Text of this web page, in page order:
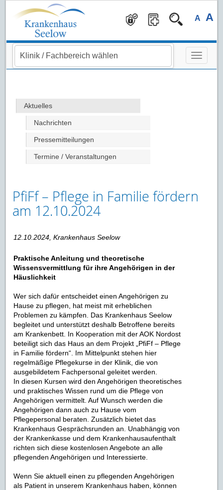
A A
Aktuelles
Nachrichten
Pressemitteilungen
Termine / Veranstaltungen
PfiFf – Pflege in Familie fördern
am 12.10.2024
12.10.2024, Krankenhaus Seelow
Praktische Anleitung und theoretische
Wissensvermittlung für ihre Angehörigen in der
Häuslichkeit
Wer sich dafür entscheidet einen Angehörigen zu
Hause zu pflegen, hat meist mit erheblichen
Problemen zu kämpfen. Das Krankenhaus Seelow
begleitet und unterstützt deshalb Betroffene bereits
am Krankenbett. In Kooperation mit der AOK Nordost
beteiligt sich das Haus an dem Projekt „PfiFf – Pflege
in Familie fördern“. Im Mittelpunkt stehen hier
regelmäßige Pflegekurse in der Klinik, die von
ausgebildetem Fachpersonal geleitet werden.
In diesen Kursen wird den Angehörigen theoretisches
und praktisches Wissen rund um die Pflege von
Angehörigen vermittelt. Auf Wunsch werden die
Angehörigen dann auch zu Hause vom
Pflegepersonal beraten. Zusätzlich bietet das
Krankenhaus Gesprächsrunden an. Unabhängig von
der Krankenkasse und dem Krankenhausaufenthalt
richten sich diese kostenlosen Angebote an alle
pflegenden Angehörigen und Interessierte.
Wenn Sie aktuell einen zu pflegenden Angehörigen
als Patient in unserem Krankenhaus haben, können